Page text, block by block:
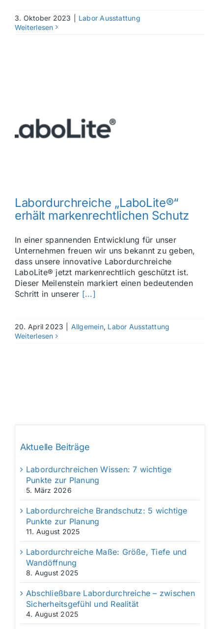
3. Oktober 2023
Labor Ausstattung
Weiterlesen
Labordurchreiche „LaboLite®“
erhält markenrechtlichen Schutz
In einer spannenden Entwicklung für unser
Unternehmen freuen wir uns bekannt zu geben,
dass unsere innovative Labordurchreiche
LaboLite® jetzt markenrechtlich geschützt ist.
Dieser Meilenstein markiert einen bedeutenden
Schritt in unserer [...]
20. April 2023 Allgemein, Labor Ausstattung
Weiterlesen
Aktuelle Beiträge
Labordurchreichen Wissen: 7 wichtige
Punkte zur Planung
5. März 2026
Labordurchreiche Brandschutz: 5 wichtige
Punkte zur Planung
11. August 2025
Labordurchreiche Maße: Größe, Tiefe und
Wandöffnung
8. August 2025
Abschließbare Labordurchreiche – zwischen
Sicherheitsgefühl und Realität
4. August 2025